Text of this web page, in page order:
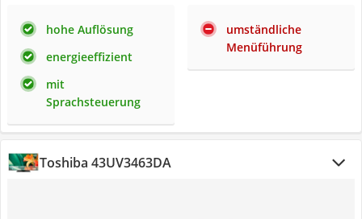
hohe Auflösung
energieeffizient
mit
Sprachsteuerung
umständliche
Menüführung
Toshiba 43UV3463DA